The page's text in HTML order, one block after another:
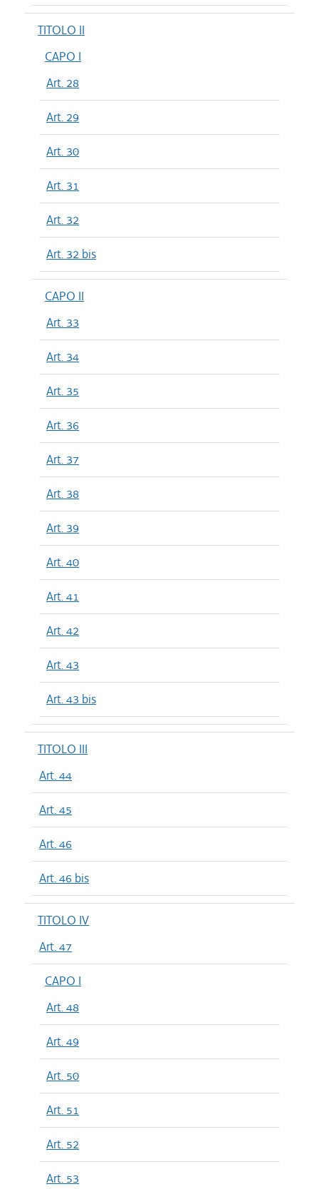
TITOLO II
CAPO I
Art. 28
Art. 29
Art. 30
Art. 31
Art. 32
Art. 32 bis
CAPO II
Art. 33
Art. 34
Art. 35
Art. 36
Art. 37
Art. 38
Art. 39
Art. 40
Art. 41
Art. 42
Art. 43
Art. 43 bis
TITOLO III
Art. 44
Art. 45
Art. 46
Art. 46 bis
TITOLO IV
Art. 47
CAPO I
Art. 48
Art. 49
Art. 50
Art. 51
Art. 52
Art. 53